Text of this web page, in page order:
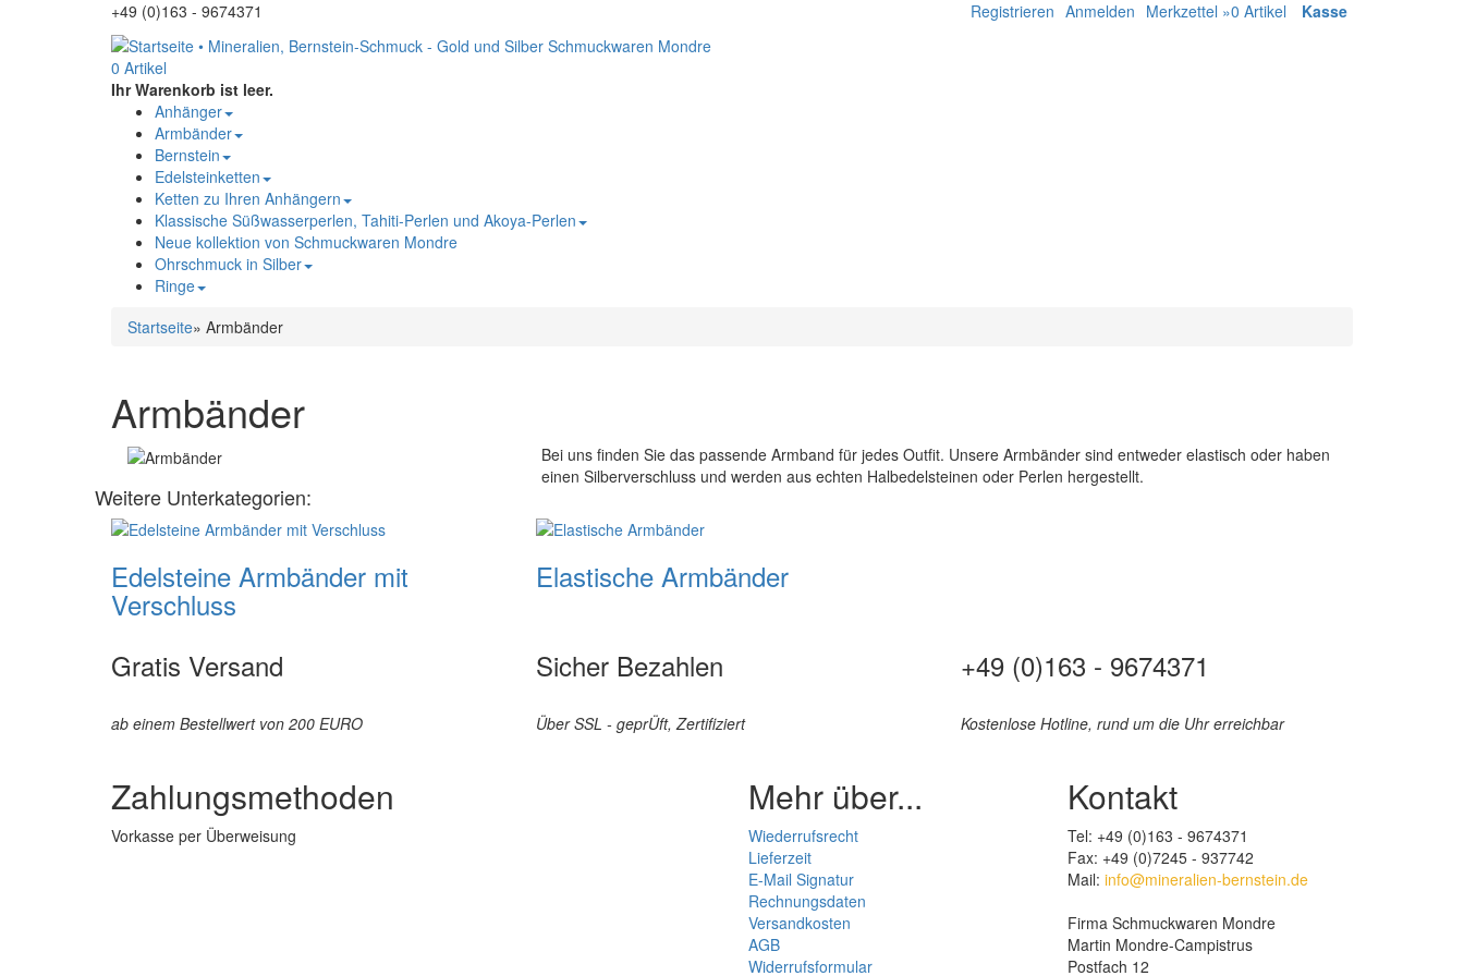
+49 (0)163 - 9674371 Registrieren Anmelden Merkzettel »0 Artikel Kasse
0 Artikel
Ihr Warenkorb ist leer.
Anhänger
Armbänder
Bernstein
Edelsteinketten
Ketten zu Ihren Anhängern
Klassische Süßwasserperlen, Tahiti-Perlen und Akoya-Perlen
Neue kollektion von Schmuckwaren Mondre
Ohrschmuck in Silber
Ringe
Startseite» Armbänder
Armbänder
Bei uns finden Sie das passende Armband für jedes Outfit. Unsere Armbänder sind entweder elastisch oder haben
einen Silberverschluss und werden aus echten Halbedelsteinen oder Perlen hergestellt.
Weitere Unterkategorien:
Edelsteine Armbänder mit
Verschluss
Elastische Armbänder
Gratis Versand
ab einem Bestellwert von 200 EURO
Sicher Bezahlen
Über SSL - geprÜft, Zertifiziert
+49 (0)163 - 9674371
Kostenlose Hotline, rund um die Uhr erreichbar
Zahlungsmethoden
Vorkasse per Überweisung
Mehr über...
Wiederrufsrecht
Lieferzeit
E-Mail Signatur
Rechnungsdaten
Versandkosten
AGB
Widerrufsformular
Kontakt
Tel: +49 (0)163 - 9674371
Fax: +49 (0)7245 - 937742
Mail: info@mineralien-bernstein.de
Firma Schmuckwaren Mondre
Martin Mondre-Campistrus
Postfach 12